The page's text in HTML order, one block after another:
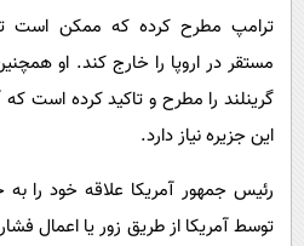
ترامپ مطرح کرده که ممکن است
مستقر در اروپا را خارج کند. او
گرینلند را مطرح و تاکید کرده است
این جزیره نیاز دارد.
رئیس جمهور آمریکا علاقه خود را
توسط آمریکا از طریق زور یا اعمال